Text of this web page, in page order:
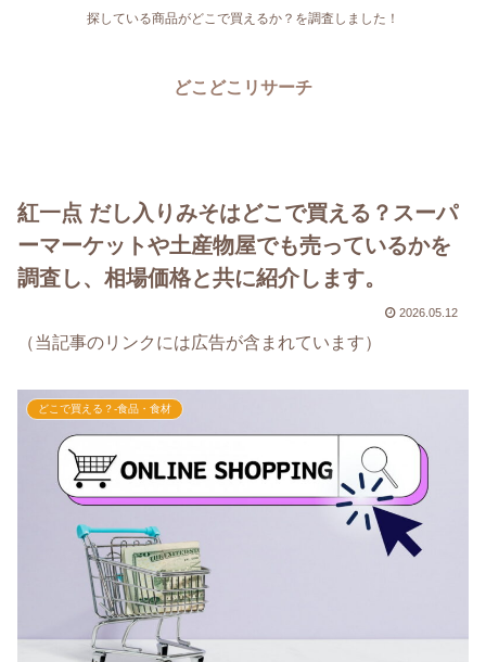
探している商品がどこで買えるか？を調査しました！
どこどこリサーチ
紅一点 だし入りみそはどこで買える？スーパ
ーマーケットや土産物屋でも売っているかを
調査し、相場価格と共に紹介します。
2026.05.12
（当記事のリンクには広告が含まれています）
どこで買える？-食品・食材